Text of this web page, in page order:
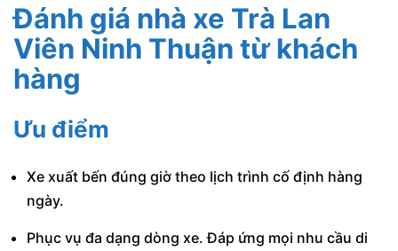
Đánh giá nhà xe Trà Lan
Viên Ninh Thuận từ khách
hàng
Ưu điểm
Xe xuất bến đúng giờ theo lịch trình cố định hàng
ngày.
Phục vụ đa dạng dòng xe. Đáp ứng mọi nhu cầu di